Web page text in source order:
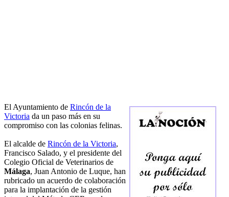
El Ayuntamiento de Rincón de la
Victoria da un paso más en su
compromiso con las colonias felinas.
El alcalde de Rincón de la Victoria,
Francisco Salado, y el presidente del
Colegio Oficial de Veterinarios de
Málaga, Juan Antonio de Luque, han
rubricado un acuerdo de colaboración
para la implantación de la gestión